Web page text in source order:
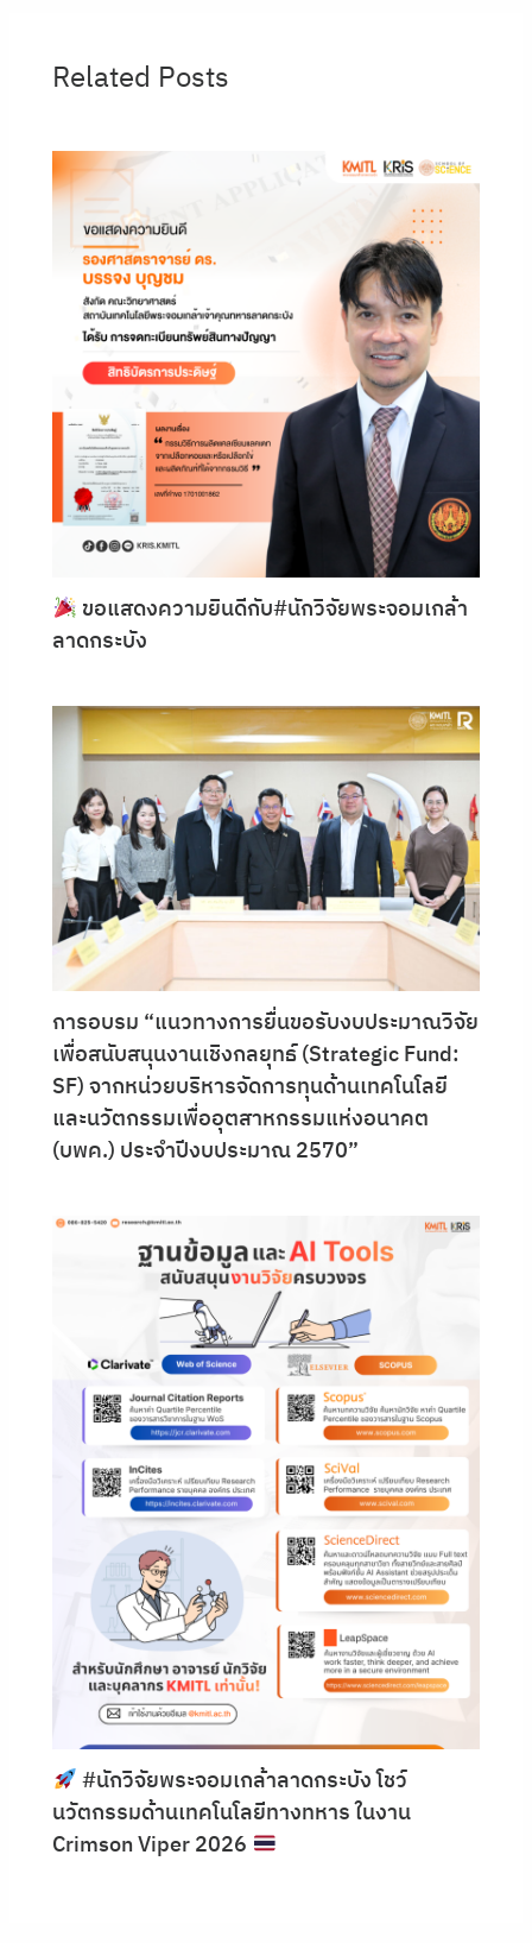
Related Posts
ขอแสดงความยินดีกับ#นักวิจัยพระจอมเกล้า
ลาดกระบัง
การอบรม “แนวทางการยื่นขอรับงบประมาณวิจัย
เพื่อสนับสนุนงานเชิงกลยุทธ์ (Strategic Fund:
SF) จากหน่วยบริหารจัดการทุนด้านเทคโนโลยี
และนวัตกรรมเพื่ออุตสาหกรรมแห่งอนาคต
(บพค.) ประจำปีงบประมาณ 2570”
#นักวิจัยพระจอมเกล้าลาดกระบัง โชว์
นวัตกรรมด้านเทคโนโลยีทางทหาร ในงาน
Crimson Viper 2026